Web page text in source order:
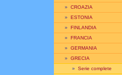
» CROAZIA
» ESTONIA
» FINLANDIA
» FRANCIA
» GERMANIA
» GRECIA
» Serie complete